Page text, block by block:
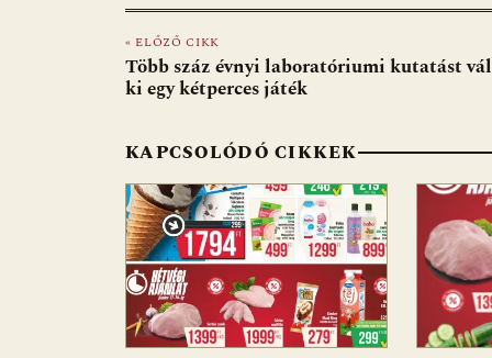
e
b
o
k
er at
s
A
p
p
d
di
t
ai
l
t za
m
« ELŐZŐ CIKK
Több száz évnyi laboratóriumi kutatást
ki egy kétperces játék
KAPCSOLÓDÓ CIKKEK